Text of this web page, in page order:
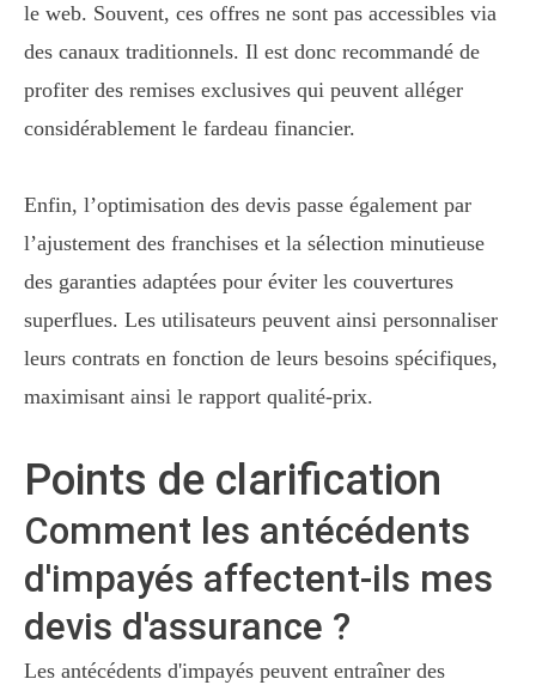
le web. Souvent, ces offres ne sont pas accessibles via
des canaux traditionnels. Il est donc recommandé de
profiter des remises exclusives qui peuvent alléger
considérablement le fardeau financier.
Enfin, l’optimisation des devis passe également par
l’ajustement des franchises et la sélection minutieuse
des garanties adaptées pour éviter les couvertures
superflues. Les utilisateurs peuvent ainsi personnaliser
leurs contrats en fonction de leurs besoins spécifiques,
maximisant ainsi le rapport qualité-prix.
Points de clarification
Comment les antécédents
d'impayés affectent-ils mes
devis d'assurance ?
Les antécédents d'impayés peuvent entraîner des